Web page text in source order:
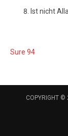
Ist nicht
Sure 94
COPYRIGHT ©